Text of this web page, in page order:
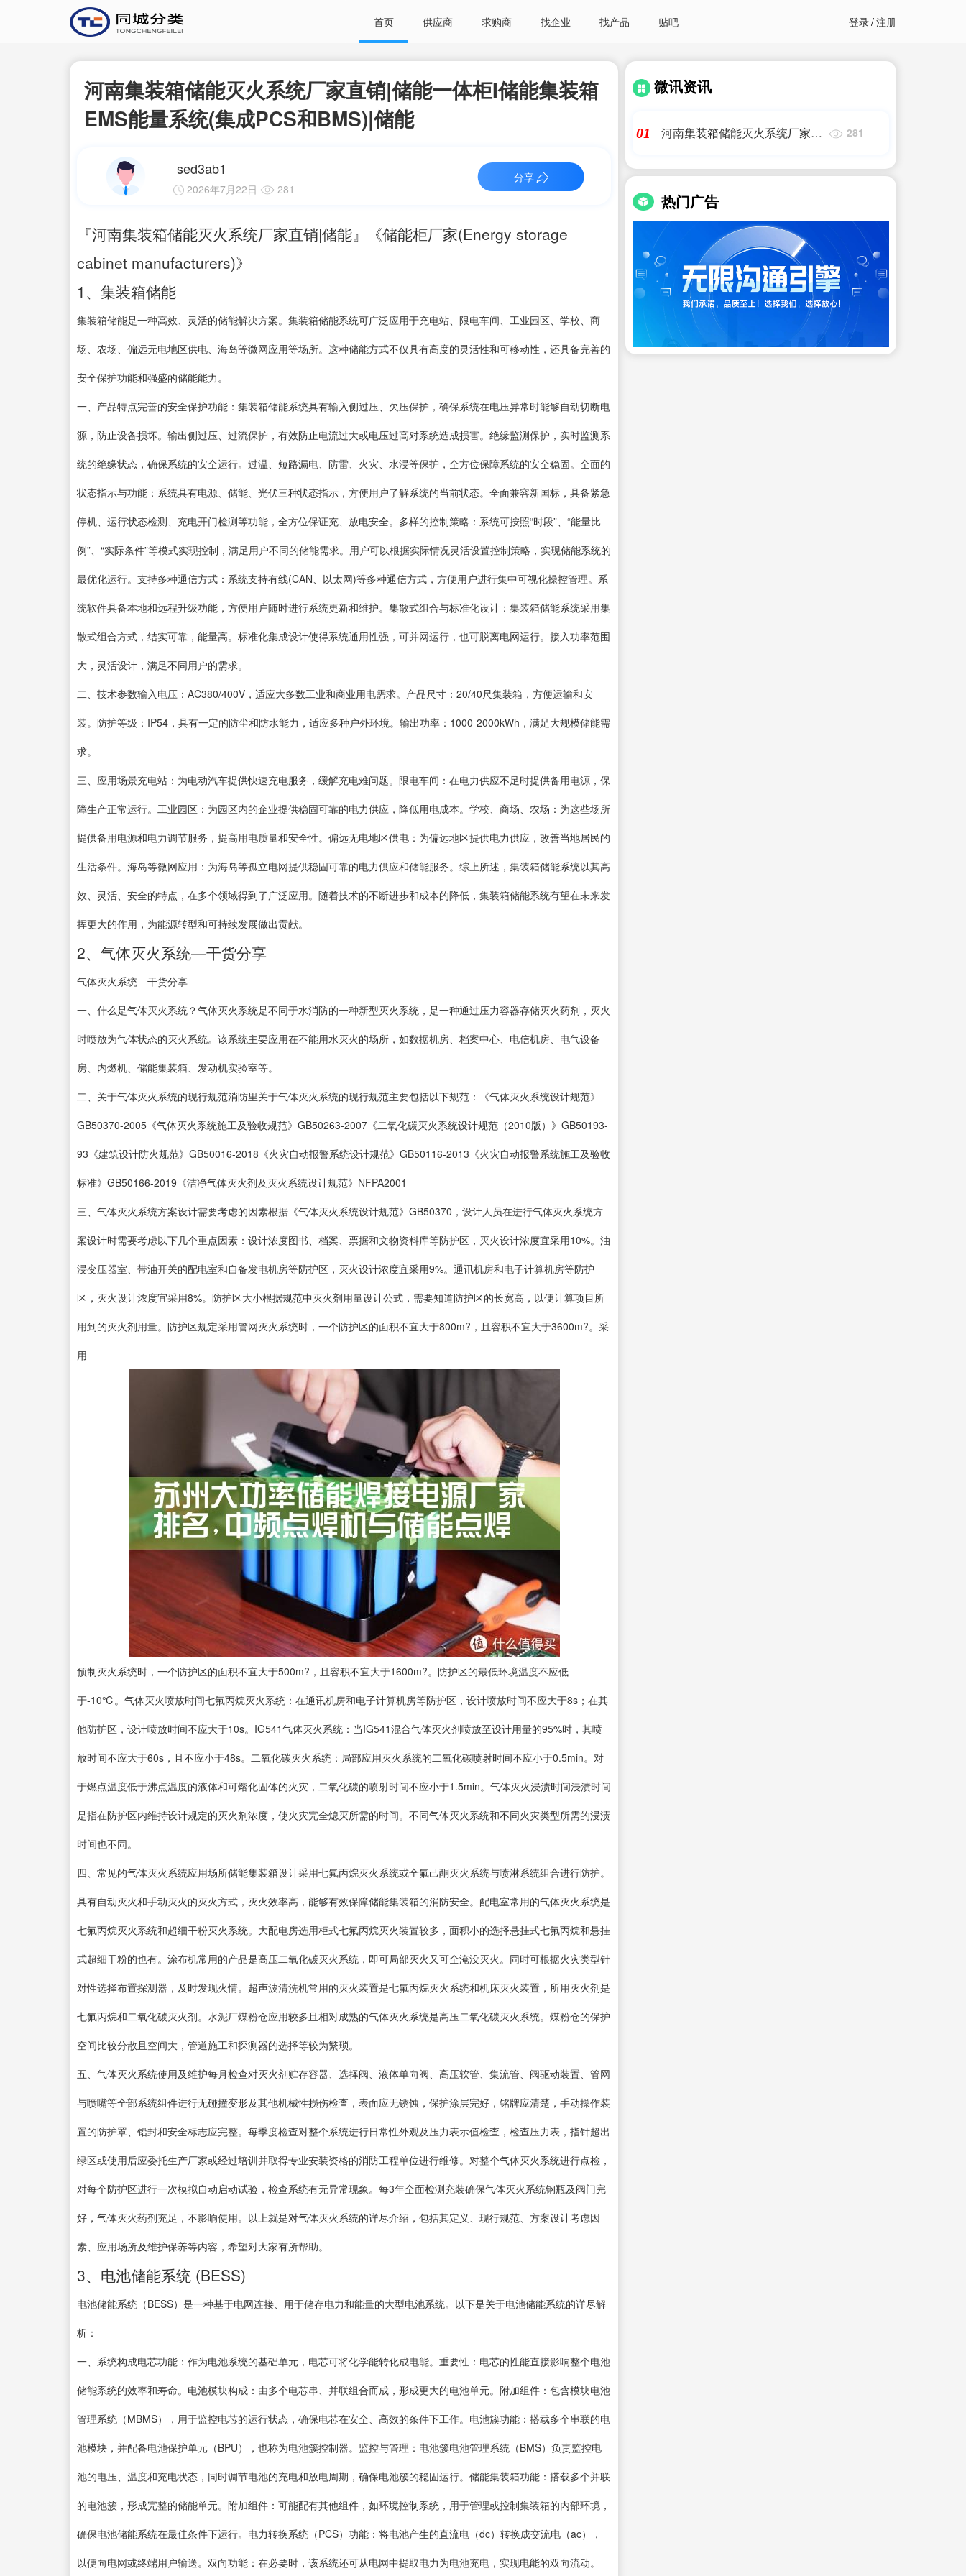
首页 供应商 求购商 找企业 找产品 贴吧 登录/注册
河南集装箱储能灭火系统厂家直销|储能一体柜I储能集装箱
EMS能量系统(集成PCS和BMS)|储能
sed3ab1
2026年7月22日 281
分享
『河南集装箱储能灭火系统厂家直销|储能』《储能柜厂家(Energy storage
cabinet manufacturers)》
1、集装箱储能
集装箱储能是一种高效、灵活的储能解决方案。集装箱储能系统可广泛应用于充电站、限电车间、工业园区、学校、商
场、农场、偏远无电地区供电、海岛等微网应用等场所。这种储能方式不仅具有高度的灵活性和可移动性，还具备完善的
安全保护功能和强盛的储能能力。
一、产品特点完善的安全保护功能：集装箱储能系统具有输入侧过压、欠压保护，确保系统在电压异常时能够自动切断电
源，防止设备损坏。输出侧过压、过流保护，有效防止电流过大或电压过高对系统造成损害。绝缘监测保护，实时监测系
统的绝缘状态，确保系统的安全运行。过温、短路漏电、防雷、火灾、水浸等保护，全方位保障系统的安全稳固。全面的
状态指示与功能：系统具有电源、储能、光伏三种状态指示，方便用户了解系统的当前状态。全面兼容新国标，具备紧急
停机、运行状态检测、充电开门检测等功能，全方位保证充、放电安全。多样的控制策略：系统可按照“时段”、“能量比
例”、“实际条件”等模式实现控制，满足用户不同的储能需求。用户可以根据实际情况灵活设置控制策略，实现储能系统的
最优化运行。支持多种通信方式：系统支持有线(CAN、以太网)等多种通信方式，方便用户进行集中可视化操控管理。系
统软件具备本地和远程升级功能，方便用户随时进行系统更新和维护。集散式组合与标准化设计：集装箱储能系统采用集
散式组合方式，结实可靠，能量高。标准化集成设计使得系统通用性强，可并网运行，也可脱离电网运行。接入功率范围
大，灵活设计，满足不同用户的需求。
二、技术参数输入电压：AC380/400V，适应大多数工业和商业用电需求。产品尺寸：20/40尺集装箱，方便运输和安
装。防护等级：IP54，具有一定的防尘和防水能力，适应多种户外环境。输出功率：1000-2000kWh，满足大规模储能需
求。
三、应用场景充电站：为电动汽车提供快速充电服务，缓解充电难问题。限电车间：在电力供应不足时提供备用电源，保
障生产正常运行。工业园区：为园区内的企业提供稳固可靠的电力供应，降低用电成本。学校、商场、农场：为这些场所
提供备用电源和电力调节服务，提高用电质量和安全性。偏远无电地区供电：为偏远地区提供电力供应，改善当地居民的
生活条件。海岛等微网应用：为海岛等孤立电网提供稳固可靠的电力供应和储能服务。综上所述，集装箱储能系统以其高
效、灵活、安全的特点，在多个领域得到了广泛应用。随着技术的不断进步和成本的降低，集装箱储能系统有望在未来发
挥更大的作用，为能源转型和可持续发展做出贡献。
2、气体灭火系统—干货分享
气体灭火系统—干货分享
一、什么是气体灭火系统？气体灭火系统是不同于水消防的一种新型灭火系统，是一种通过压力容器存储灭火药剂，灭火
时喷放为气体状态的灭火系统。该系统主要应用在不能用水灭火的场所，如数据机房、档案中心、电信机房、电气设备
房、内燃机、储能集装箱、发动机实验室等。
二、关于气体灭火系统的现行规范消防里关于气体灭火系统的现行规范主要包括以下规范：《气体灭火系统设计规范》
GB50370-2005《气体灭火系统施工及验收规范》GB50263-2007《二氧化碳灭火系统设计规范（2010版）》GB50193-
93《建筑设计防火规范》GB50016-2018《火灾自动报警系统设计规范》GB50116-2013《火灾自动报警系统施工及验收
标准》GB50166-2019《洁净气体灭火剂及灭火系统设计规范》NFPA2001
三、气体灭火系统方案设计需要考虑的因素根据《气体灭火系统设计规范》GB50370，设计人员在进行气体灭火系统方
案设计时需要考虑以下几个重点因素：设计浓度图书、档案、票据和文物资料库等防护区，灭火设计浓度宜采用10%。油
浸变压器室、带油开关的配电室和自备发电机房等防护区，灭火设计浓度宜采用9%。通讯机房和电子计算机房等防护
区，灭火设计浓度宜采用8%。防护区大小根据规范中灭火剂用量设计公式，需要知道防护区的长宽高，以便计算项目所
用到的灭火剂用量。防护区规定采用管网灭火系统时，一个防护区的面积不宜大于800m?，且容积不宜大于3600m?。采
用
预制灭火系统时，一个防护区的面积不宜大于500m?，且容积不宜大于1600m?。防护区的最低环境温度不应低
于-10℃。气体灭火喷放时间七氟丙烷灭火系统：在通讯机房和电子计算机房等防护区，设计喷放时间不应大于8s；在其
他防护区，设计喷放时间不应大于10s。IG541气体灭火系统：当IG541混合气体灭火剂喷放至设计用量的95%时，其喷
放时间不应大于60s，且不应小于48s。二氧化碳灭火系统：局部应用灭火系统的二氧化碳喷射时间不应小于0.5min。对
于燃点温度低于沸点温度的液体和可熔化固体的火灾，二氧化碳的喷射时间不应小于1.5min。气体灭火浸渍时间浸渍时间
是指在防护区内维持设计规定的灭火剂浓度，使火灾完全熄灭所需的时间。不同气体灭火系统和不同火灾类型所需的浸渍
时间也不同。
四、常见的气体灭火系统应用场所储能集装箱设计采用七氟丙烷灭火系统或全氟己酮灭火系统与喷淋系统组合进行防护。
具有自动灭火和手动灭火的灭火方式，灭火效率高，能够有效保障储能集装箱的消防安全。配电室常用的气体灭火系统是
七氟丙烷灭火系统和超细干粉灭火系统。大配电房选用柜式七氟丙烷灭火装置较多，面积小的选择悬挂式七氟丙烷和悬挂
式超细干粉的也有。涂布机常用的产品是高压二氧化碳灭火系统，即可局部灭火又可全淹没灭火。同时可根据火灾类型针
对性选择布置探测器，及时发现火情。超声波清洗机常用的灭火装置是七氟丙烷灭火系统和机床灭火装置，所用灭火剂是
七氟丙烷和二氧化碳灭火剂。水泥厂煤粉仓应用较多且相对成熟的气体灭火系统是高压二氧化碳灭火系统。煤粉仓的保护
空间比较分散且空间大，管道施工和探测器的选择等较为繁琐。
五、气体灭火系统使用及维护每月检查对灭火剂贮存容器、选择阀、液体单向阀、高压软管、集流管、阀驱动装置、管网
与喷嘴等全部系统组件进行无碰撞变形及其他机械性损伤检查，表面应无锈蚀，保护涂层完好，铭牌应清楚，手动操作装
置的防护罩、铅封和安全标志应完整。每季度检查对整个系统进行日常性外观及压力表示值检查，检查压力表，指针超出
绿区或使用后应委托生产厂家或经过培训并取得专业安装资格的消防工程单位进行维修。对整个气体灭火系统进行点检，
对每个防护区进行一次模拟自动启动试验，检查系统有无异常现象。每3年全面检测充装确保气体灭火系统钢瓶及阀门完
好，气体灭火药剂充足，不影响使用。以上就是对气体灭火系统的详尽介绍，包括其定义、现行规范、方案设计考虑因
素、应用场所及维护保养等内容，希望对大家有所帮助。
3、电池储能系统 (BESS)
电池储能系统（BESS）是一种基于电网连接、用于储存电力和能量的大型电池系统。以下是关于电池储能系统的详尽解
析：
一、系统构成电芯功能：作为电池系统的基础单元，电芯可将化学能转化成电能。重要性：电芯的性能直接影响整个电池
储能系统的效率和寿命。电池模块构成：由多个电芯串、并联组合而成，形成更大的电池单元。附加组件：包含模块电池
管理系统（MBMS），用于监控电芯的运行状态，确保电芯在安全、高效的条件下工作。电池簇功能：搭载多个串联的电
池模块，并配备电池保护单元（BPU），也称为电池簇控制器。监控与管理：电池簇电池管理系统（BMS）负责监控电
池的电压、温度和充电状态，同时调节电池的充电和放电周期，确保电池簇的稳固运行。储能集装箱功能：搭载多个并联
的电池簇，形成完整的储能单元。附加组件：可能配有其他组件，如环境控制系统，用于管理或控制集装箱的内部环境，
确保电池储能系统在最佳条件下运行。电力转换系统（PCS）功能：将电池产生的直流电（dc）转换成交流电（ac），
以便向电网或终端用户输送。双向功能：在必要时，该系统还可从电网中提取电力为电池充电，实现电能的双向流动。
微讯资讯
01
河南集装箱储能灭火系统厂家直
能量系统(集成PCS和BMS)|储能
281
热门广告